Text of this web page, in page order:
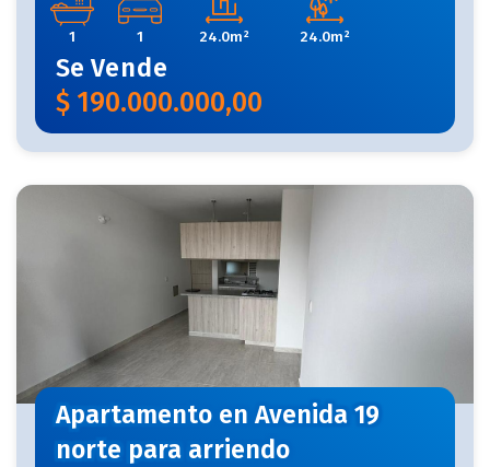
1 1 24.0m² 24.0m²
Se Vende
$ 190.000.000,00
Apartamento en Avenida 19
norte para arriendo